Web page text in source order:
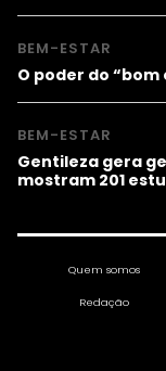
BEM-ESTAR
O poder do
BEM-ESTAR
Gentileza gera
mostram 201
Quem somos
Redação